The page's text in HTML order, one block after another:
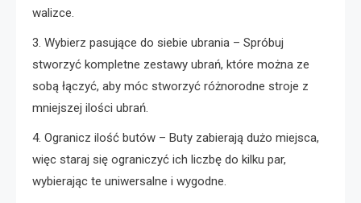
walizce.
3. Wybierz pasujące do siebie ubrania – Spróbuj
stworzyć kompletne zestawy ubrań, które można ze
sobą łączyć, aby móc stworzyć różnorodne stroje z
mniejszej ilości ubrań.
4. Ogranicz ilość butów – Buty zabierają dużo miejsca,
więc staraj się ograniczyć ich liczbę do kilku par,
wybierając te uniwersalne i wygodne.